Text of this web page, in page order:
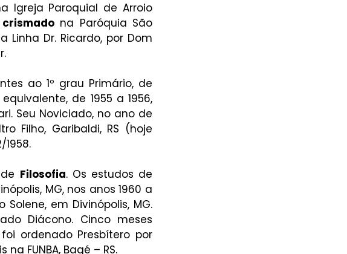
Igreja Paroquial de Arroio
crismado na Paróquia São
Linha Dr. Ricardo, por Dom
ao 1º grau Primário, de
de 1955 a 1956,
Seu Noviciado, no ano de
Filho, Garibaldi, RS (hoje
Filosofia
MG, nos anos 1960 a
Solene, em Divinópolis, MG.
Diácono. Cinco meses
ordenado Presbítero por
FUNBA, Bagé – RS.